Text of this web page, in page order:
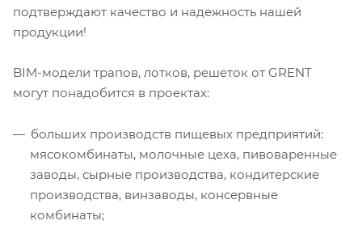
подтверждают качество и надежность нашей
продукции!
BIM-модели трапов, лотков, решеток от GRENT
могут понадобится в проектах:
больших производств пищевых предприятий:
мясокомбинаты, молочные цеха, пивоваренные
заводы, сырные производства, кондитерские
производства, винзаводы, консервные
комбинаты;